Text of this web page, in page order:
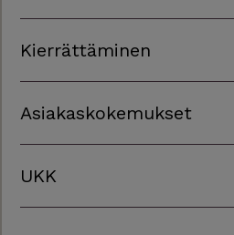
Kierrättäminen
Asiakaskokemukset
UKK